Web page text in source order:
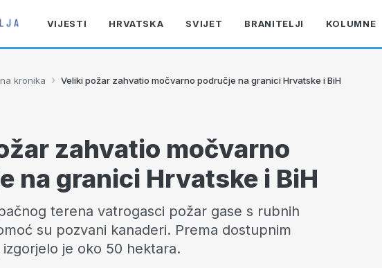
VIJESTI HRVATSKA SVIJET BRANITELJI KOLUMNE
kronika › Veliki požar zahvatio močvarno područje na granici Hrvatske i BiH
zahvatio močvarno
na granici Hrvatske i BiH
terena vatrogasci požar gase s rubnih
su pozvani kanaderi. Prema dostupnim
je oko 50 hektara.